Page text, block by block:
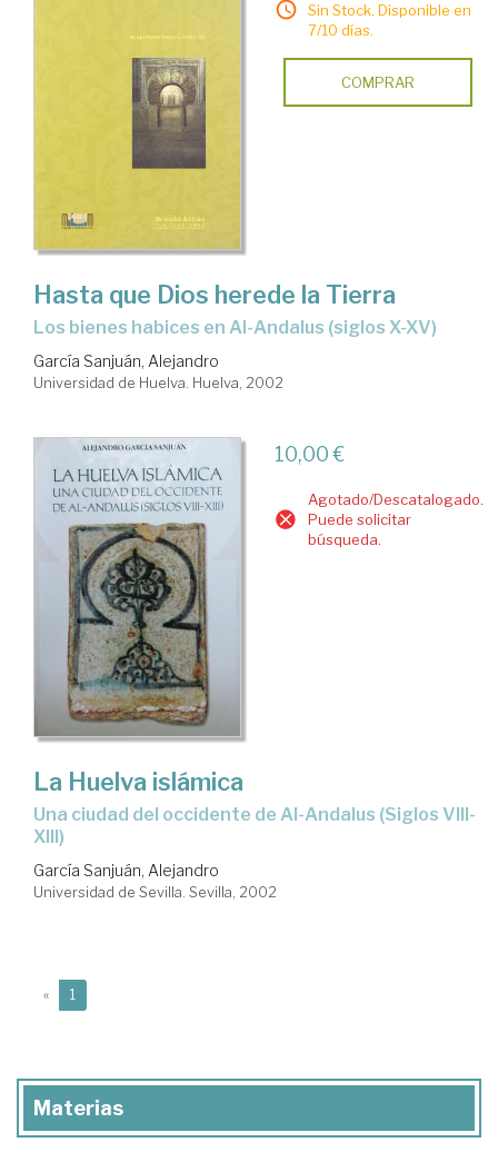
Sin Stock. Disponible en
7/10 días.
COMPRAR
Hasta que Dios herede la Tierra
Los bienes habices en Al-Andalus (siglos X-XV)
García Sanjuán, Alejandro
Universidad de Huelva. Huelva, 2002
10,00 €
Agotado/Descatalogado.
Puede solicitar
búsqueda.
La Huelva islámica
Una ciudad del occidente de Al-Andalus (Siglos VIII-
XIII)
García Sanjuán, Alejandro
Universidad de Sevilla. Sevilla, 2002
« 1
Materias